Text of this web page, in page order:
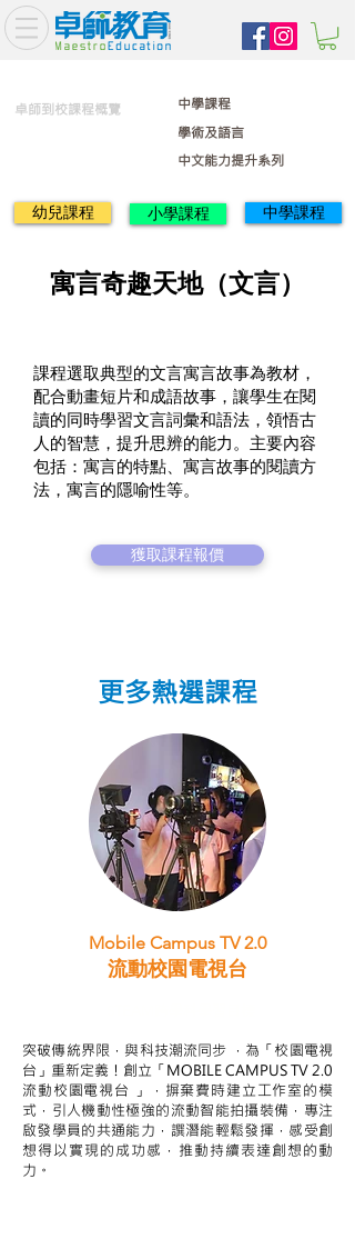
卓師到校課程概覽
學術及語言
中文能力提升系列
中學課程
幼兒課程 小學課程 中學課程
課程選取典型的文言寓言故事為教材，
配合動畫短片和成語故事，讓學生在閱
讀的同時學習文言詞彙和語法，領悟古
人的智慧，提升思辨的能力。主要內容
包括：寓言的特點、寓言故事的閱讀方
法，寓言的隱喻性等。
獲取課程報價
寓言奇趣天地（文言）
更多熱選課程
Mobile Campus TV 2.0
流動校園電視台
突破傳統界限，與科技潮流同步 ，為「校園電視
台」重新定義！創立「MOBILE CAMPUS TV 2.0
流動校園電視台 」，摒棄費時建立工作室的模
式，引人機動性極強的流動智能拍攝裝備，專注
啟發學員的共通能力，譔潛能輕鬆發揮，感受創
想得以實現的成功感，推動持續表達創想的動
力。